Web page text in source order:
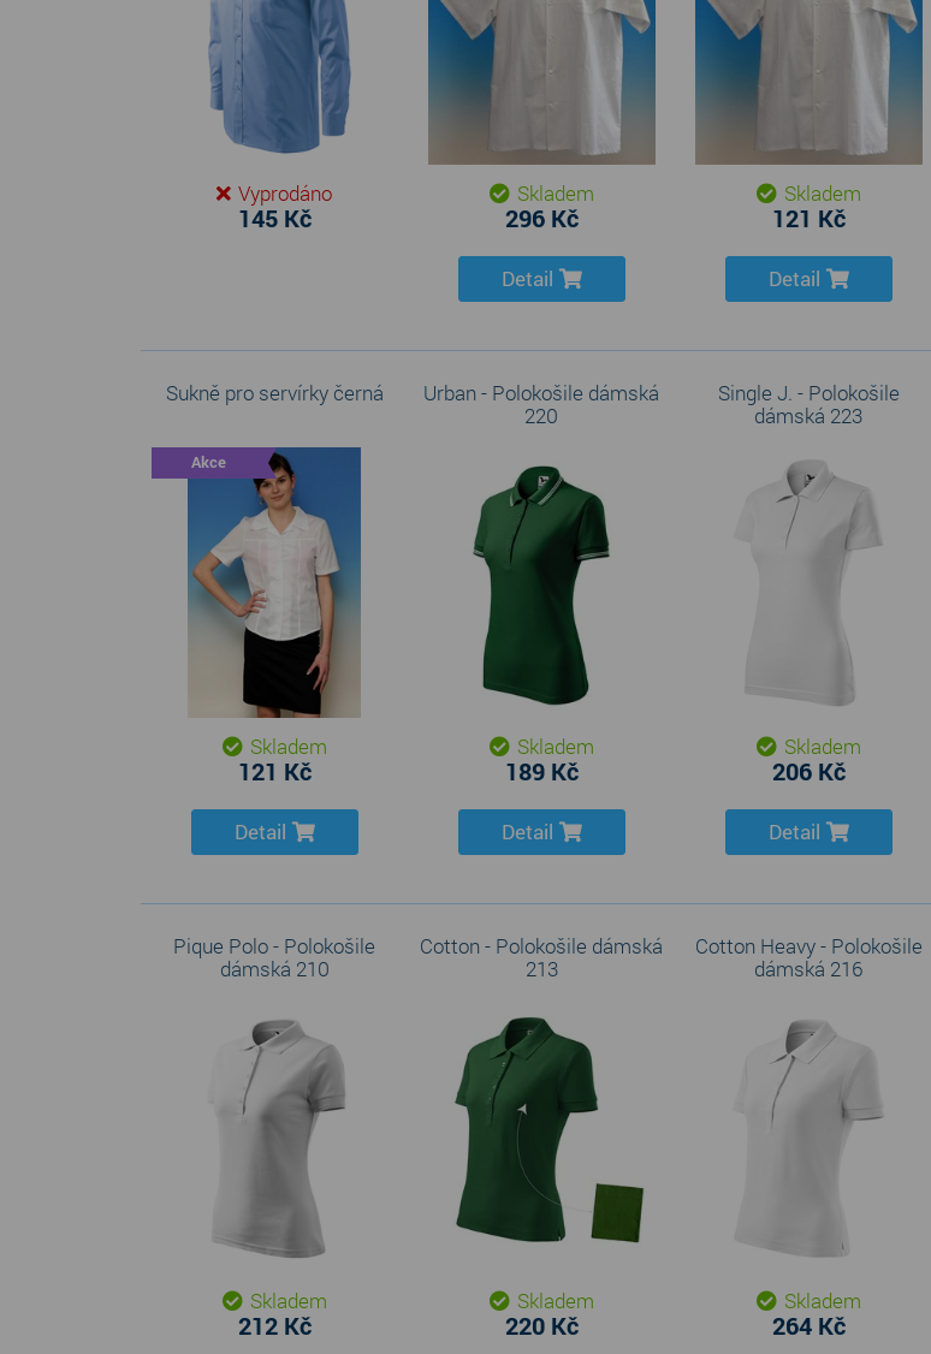
Vyprodáno
145 Kč
Skladem
296 Kč
Detail
Skladem
121 Kč
Detail
Sukně pro servírky černá
Akce
Skladem
121 Kč
Detail
Urban - Polokošile dámská
220
Skladem
189 Kč
Detail
Single J. - Polokošile
dámská 223
Skladem
206 Kč
Detail
Pique Polo - Polokošile
dámská 210
Skladem
212 Kč
Cotton - Polokošile dámská
213
Skladem
220 Kč
Cotton Heavy - Polokošile
dámská 216
Skladem
264 Kč